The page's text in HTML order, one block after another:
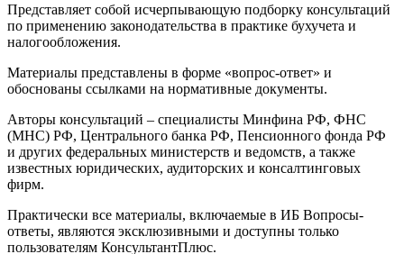
Представляет собой исчерпывающую подборку консультаций
по применению законодательства в практике бухучета и
налогообложения.
Материалы представлены в форме «вопрос-ответ» и
обоснованы ссылками на нормативные документы.
Авторы консультаций – специалисты Минфина РФ, ФНС
(МНС) РФ, Центрального банка РФ, Пенсионного фонда РФ
и других федеральных министерств и ведомств, а также
известных юридических, аудиторских и консалтинговых
фирм.
Практически все материалы, включаемые в ИБ Вопросы-
ответы, являются эксклюзивными и доступны только
пользователям КонсультантПлюс.